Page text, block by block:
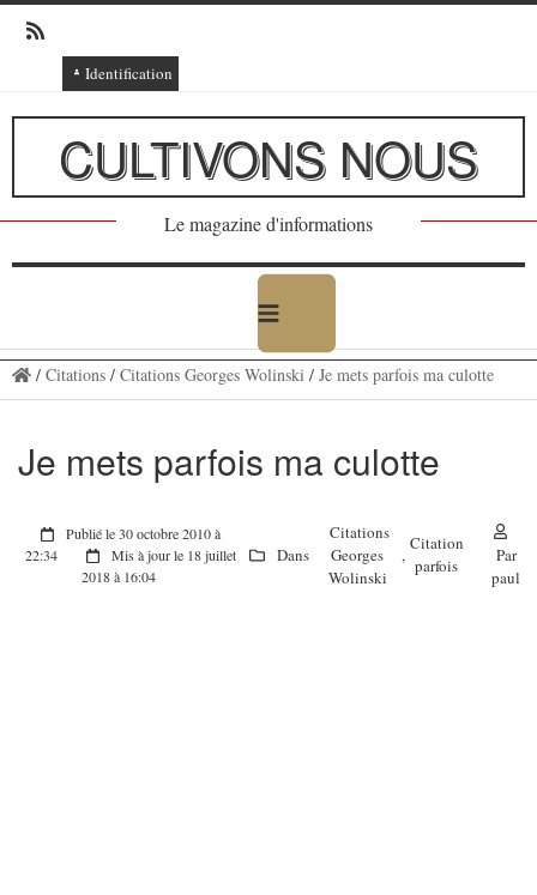
Identification
Connexion
Connexion via Facebook
Inscription
Ajout texte ou poème
CULTIVONS NOUS
Le magazine d'informations
/ Citations/ Citations Georges Wolinski / Je mets parfois ma culotte
Je mets parfois ma culotte
Publié le 30 octobre 2010 à
22:34
Mis à jour le 18 juillet
2018 à 16:04
Dans
Citations
Georges
Wolinski
,
Citation
parfois
Par
paul